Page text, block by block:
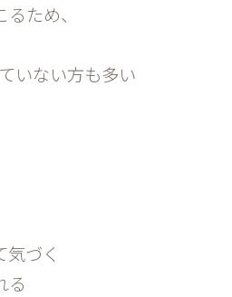
ため、
いない方も多い
気づく
る